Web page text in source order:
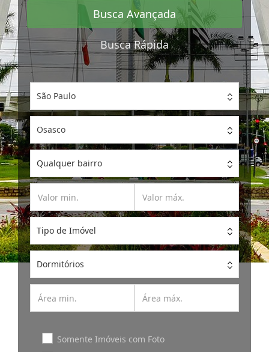
Busca Avançada
Busca Rápida
São Paulo
Osasco
Qualquer bairro
Tipo de Imóvel
Dormitórios
Somente Imóveis com Foto